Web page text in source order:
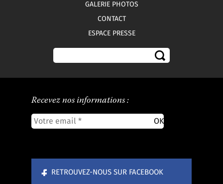
GALERIE PHOTOS
CONTACT
ESPACE PRESSE
Recevez nos informations :
RETROUVEZ-NOUS SUR FACEBOOK